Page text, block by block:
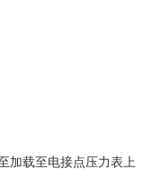
加载至电接点压力表上